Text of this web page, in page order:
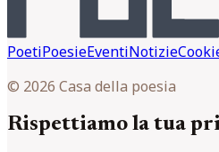
PoetiPoesieEventiNotizie
© 2026 Casa della poesia
Rispettiamo la tua